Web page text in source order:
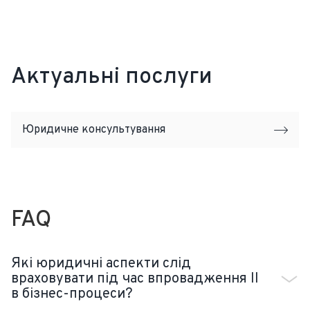
Актуальні послуги
Юридичне консультування
FAQ
Які юридичні аспекти слід
враховувати під час впровадження ІІ
в бізнес-процеси?